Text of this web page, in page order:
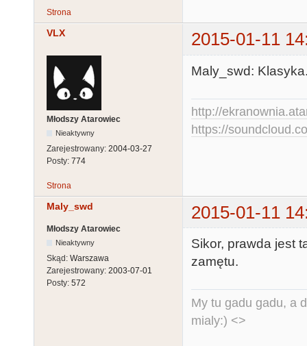
Strona
VLX 2015-01-11
Młodszy Atarowiec
Nieaktywny
Zarejestrowany: 2004-03-27
Posty: 774
Maly_swd:
http://
https://
Strona
Maly_swd 2015-01-11
Młodszy Atarowiec
Nieaktywny
Skąd: Warszawa
Zarejestrowany: 2003-07-01
Posty: 572
Sikor, prawda jest
zamętu.
My tu gadu gadu, a
mialy:) <>